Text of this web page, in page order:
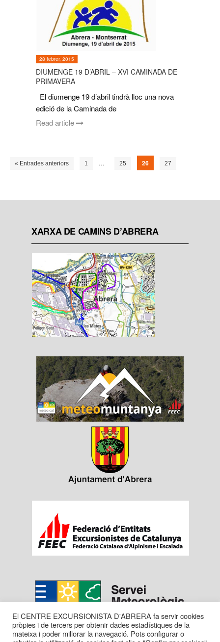
28 febrer, 2015
DIUMENGE 19 D’ABRIL – XVI CAMINADA DE
PRIMAVERA
El diumenge 19 d’abril tindrà lloc una nova
edició de la Caminada de
Read article
« Entrades anteriors 1 … 25 26
27
XARXA DE CAMINS D’ABRERA
El CENTRE EXCURSIONISTA D'ABRERA fa servir cookies
pròpies i de tercers per obtenir dades estadístiques de la
mateixa i poder millorar la navegació. Pots configurar o